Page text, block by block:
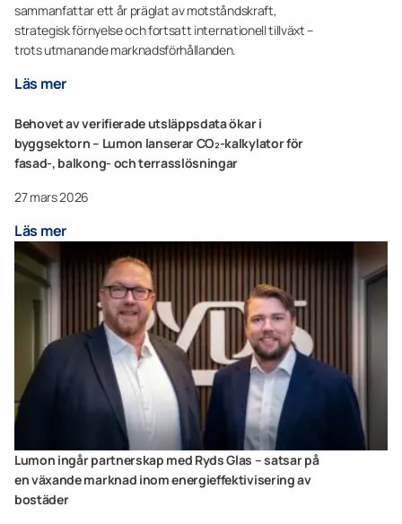
sammanfattar ett år präglat av motståndskraft,
strategisk förnyelse och fortsatt internationell tillväxt –
trots utmanande marknadsförhållanden.
Läs mer
Behovet av verifierade utsläppsdata ökar i
byggsektorn – Lumon lanserar CO₂-kalkylator för
fasad-, balkong- och terrasslösningar
27 mars 2026
Läs mer
Lumon ingår partnerskap med Ryds Glas – satsar på
en växande marknad inom energieffektivisering av
bostäder